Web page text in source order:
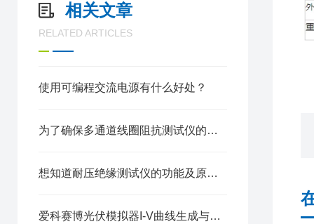
相关文章
RELATED ARTICLES
使用可编程交流电源有什么好处？
为了确保多通道线圈阻抗测试仪的安全使用这些事项要注意
想知道耐压绝缘测试仪的功能及原理不妨看看这些
爱科赛博光伏模拟器I-V曲线生成与定期校验要点